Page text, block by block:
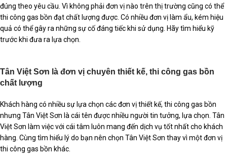
đúng theo yêu cầu. Vì không phải đơn vị nào trên thị trường cũng có thể
thi công gas bồn đạt chất lượng được. Có nhiều đơn vị làm ẩu, kém hiệu
quả có thể gây ra những sự cố đáng tiếc khi sử dụng. Hãy tìm hiểu kỹ
trước khi đưa ra lựa chọn.
Tân Việt Sơn là đơn vị chuyên thiết kế, thi công gas bồn
chất lượng
Khách hàng có nhiều sự lựa chọn các đơn vị thiết kế, thi công gas bồn
nhưng Tân Việt Sơn là cái tên được nhiều người tin tưởng, lựa chọn. Tân
Việt Sơn làm việc với cái tâm luôn mang đến dịch vụ tốt nhất cho khách
hàng. Cùng tìm hiểu lý do bạn nên chọn Tân Việt Sơn thay vì một đơn vị
thi công gas bồn khác.